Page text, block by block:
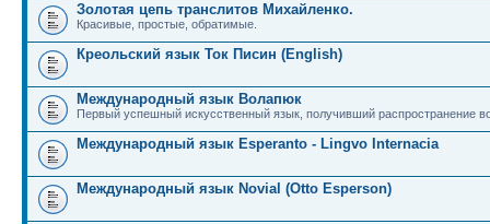
Золотая цепь транслитов Михайленко.
Красивые, простые, обратимые.
Креольский язык Ток Писин (English)
Международный язык Волапюк
Первый успешный искусственный язык, получивший распространение
Международный язык Esperanto - Lingvo Internacia
Международный язык Novial (Otto Esperson)